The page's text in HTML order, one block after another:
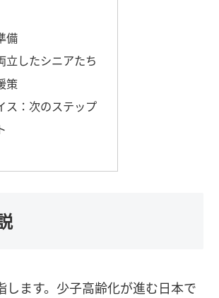
備
立したシニアたち
策
ス：次のステップ
ます。少子高齢化が進む日本で